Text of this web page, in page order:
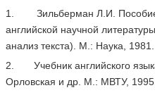
1. Зильберман Л.И. Пособие
английской научной
анализ текста). М.: Наука, 1981.
2. Учебник английского
Орловская и др. М.: МВТУ, 1995.